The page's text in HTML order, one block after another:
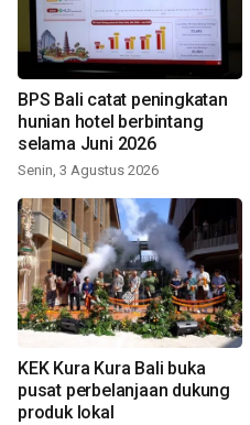
BPS Bali catat peningkatan
hunian hotel berbintang
selama Juni 2026
Senin, 3 Agustus 2026
KEK Kura Kura Bali buka
pusat perbelanjaan dukung
produk lokal